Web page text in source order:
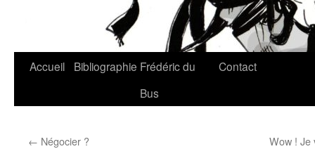
Accueil Bibliographie Frédéric du
Bus
Contact
← Négocier ? Wow ! Je